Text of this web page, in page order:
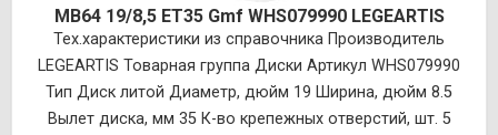
MB64 19/8,5 ET35 Gmf WHS079990 LEGEARTIS
Тех.характеристики из справочника Производитель
LEGEARTIS Товарная группа Диски Артикул WHS079990
Тип Диск литой Диаметр, дюйм 19 Ширина, дюйм 8.5
Вылет диска, мм 35 К-во крепежных отверстий, шт. 5